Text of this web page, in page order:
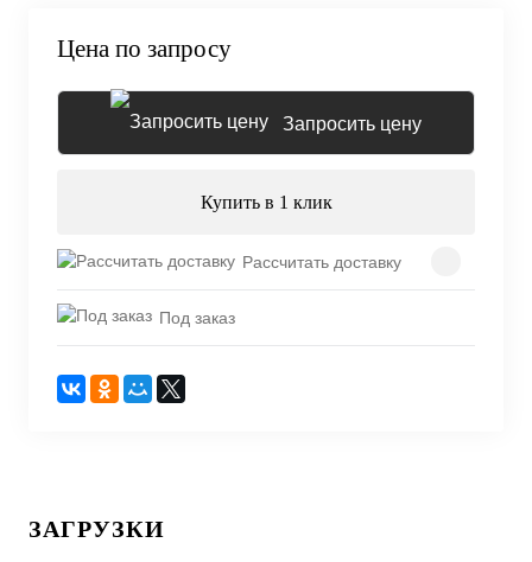
Цена по запросу
Запросить цену
Купить в 1 клик
Рассчитать доставку
Под заказ
ЗАГРУЗКИ